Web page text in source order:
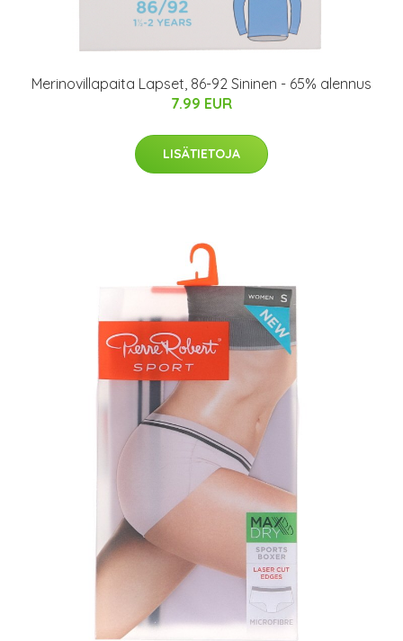
Merinovillapaita Lapset, 86-92 Sininen - 65% alennus
7.99 EUR
LISÄTIETOJA